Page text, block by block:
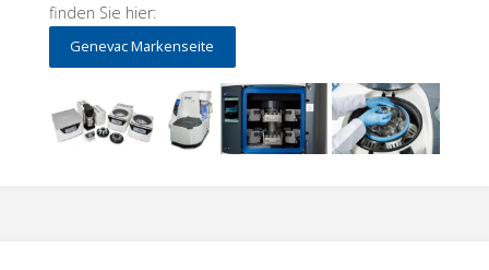
finden Sie hier:
Genevac Markenseite